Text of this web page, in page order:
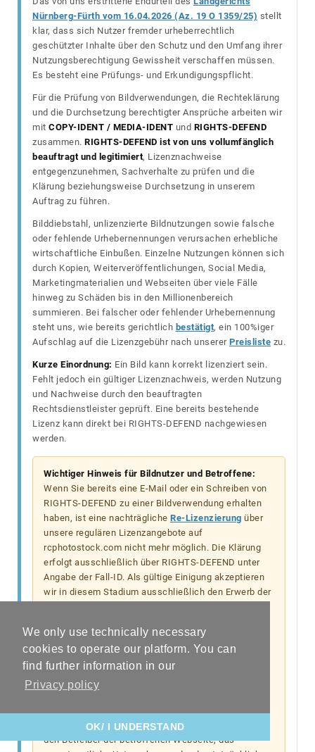
We only use technically necessary
cookies to operate our platform. You can
find further information in our
Privacy policy
OK/ I UNDERSTAND
Nürnberg-Fürth vom 16.04.2026 (Az. 19 O 1359/25) stellt
klar, dass sich Nutzer fremder urheberrechtlich
geschützter Inhalte über den Schutz und den Umfang ihrer
Nutzungsberechtigung Gewissheit verschaffen müssen.
Es besteht eine Prüfungs- und Erkundigungspflicht.
Für die Prüfung von Bildverwendungen, die Rechteklärung
und die Durchsetzung berechtigter Ansprüche arbeiten wir
mit COPY-IDENT / MEDIA-IDENT und RIGHTS-DEFEND
zusammen. RIGHTS-DEFEND ist von uns vollumfänglich
beauftragt und legitimiert, Lizenznachweise
entgegenzunehmen, Sachverhalte zu prüfen und die
Klärung beziehungsweise Durchsetzung in unserem
Auftrag zu führen.
Bilddiebstahl, unlizenzierte Bildnutzungen sowie falsche
oder fehlende Urhebernennungen verursachen erhebliche
wirtschaftliche Einbußen. Einzelne Nutzungen können sich
durch Kopien, Weiterveröffentlichungen, Social Media,
Marketingmaterialien und Webseiten über viele Fälle
hinweg zu Schäden bis in den Millionenbereich
summieren. Bei falscher oder fehlender Urhebernennung
steht uns, wie bereits gerichtlich bestätigt, ein 100%iger
Aufschlag auf die Lizenzgebühr nach unserer Preisliste zu.
Kurze Einordnung: Ein Bild kann korrekt lizenziert sein.
Fehlt jedoch ein gültiger Lizenznachweis, werden Nutzung
und Nachweise durch den beauftragten
Rechtsdienstleister geprüft. Eine bereits bestehende
Lizenz kann direkt bei RIGHTS-DEFEND nachgewiesen
werden.
Wichtiger Hinweis für Bildnutzer und Betroffene:
Wenn Sie bereits eine E-Mail oder ein Schreiben von
RIGHTS-DEFEND zu einer Bildverwendung erhalten
haben, ist eine nachträgliche Re-Lizenzierung über
unsere regulären Lizenzangebote auf
rcphotostock.com nicht mehr möglich. Die Klärung
erfolgt ausschließlich über RIGHTS-DEFEND unter
Angabe der Fall-ID. Als gültige Einigung akzeptieren
wir in diesem Stadium ausschließlich den Erwerb der
DEFEND geltend gemachte Schadensersatz zu
regulieren.
Wenn Sie bereits vor der Erstkontaktaufnahme eine
bei RIGHTS-DEFEND ein. Der Nachweis muss auf
den Betreiber der betroffenen Webseite, das